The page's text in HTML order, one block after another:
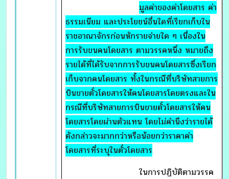
มูลค่าของค่าโดยสาร ค่า
ธรรมเนียม และประโยชน์อื่นใดที่เรียกเก็บใน
ราชอาณาจักรก่อนหักรายจ่ายใด ๆ เนื่องใน
การรับขนคนโดยสาร ตามวรรคหนึ่ง หมายถึง
รายได้ที่ได้รับจากการรับขนคนโดยสารซึ่งเรียก
เก็บจากคนโดยสาร ทั้งในกรณีที่บริษัทสายการ
บินขายตั๋วโดยสารให้คนโดยสารโดยตรงและใน
กรณีที่บริษัทสายการบินขายตั๋วโดยสารให้คน
โดยสารโดยผ่านตัวแทน โดยไม่คำนึงว่ารายได้
ดังกล่าวจะมากกว่าหรือน้อยกว่าราคาค่า
โดยสารที่ระบุในตั๋วโดยสาร
ในการปฏิบัติตามวรรค